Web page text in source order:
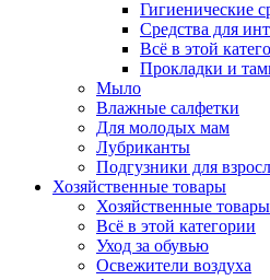
Гигиенические
Средства для
Всё в этой
Прокладки и
Мыло
Влажные салфетки
Для молодых мам
Лубриканты
Подгузники для
Хозяйственные товары
Хозяйственные товары
Всё в этой категории
Уход за обувью
Освежители воздуха